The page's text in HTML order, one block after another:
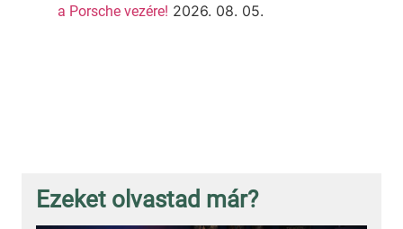
a Porsche vezére! 2026. 08. 05.
Ezeket olvastad már?